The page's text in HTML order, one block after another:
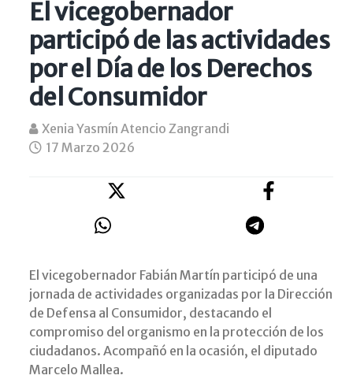
El vicegobernador
participó de las actividades
por el Día de los Derechos
del Consumidor
Xenia Yasmín Atencio Zangrandi
17 Marzo 2026
El vicegobernador Fabián Martín participó de una
jornada de actividades organizadas por la Dirección
de Defensa al Consumidor, destacando el
compromiso del organismo en la protección de los
ciudadanos. Acompañó en la ocasión, el diputado
Marcelo Mallea.